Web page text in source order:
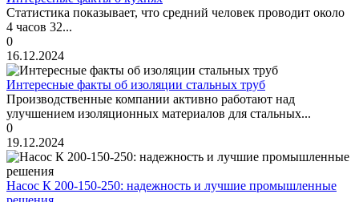
Статистика показывает, что средний человек проводит около
4 часов 32...
0
16.12.2024
Интересные факты об изоляции стальных труб
Производственные компании активно работают над
улучшением изоляционных материалов для стальных...
0
19.12.2024
Насос К 200-150-250: надежность и лучшие промышленные